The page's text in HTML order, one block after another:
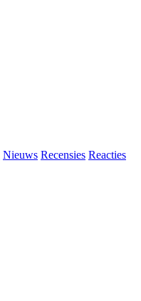
Nieuws Recensies Reacties